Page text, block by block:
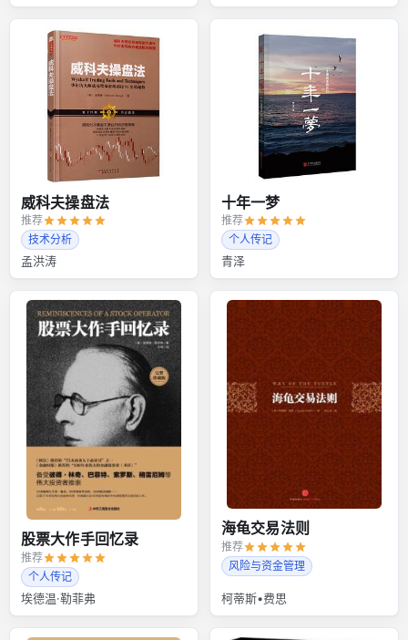
威科夫操盘法
推荐
技术分析
孟洪涛
十年一梦
推荐
个人传记
青泽
股票大作手回忆录
推荐
个人传记
埃德温·勒菲弗
海龟交易法则
推荐
风险与资金管理
柯蒂斯•费思